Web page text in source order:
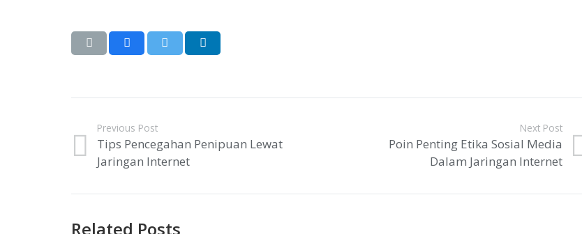
Previous Post
Tips Pencegahan Penipuan Lewat
Jaringan Internet
Next Post
Poin Penting Etika Sosial Media
Dalam Jaringan Internet
Related Posts